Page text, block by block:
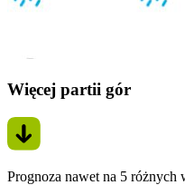
Więcej partii gór
Prognoza nawet na 5 różnych